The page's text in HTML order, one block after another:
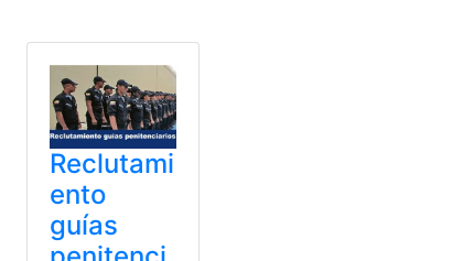
Reclutami
ento
guías